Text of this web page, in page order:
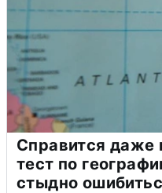
Справится даже
тест по
стыдно